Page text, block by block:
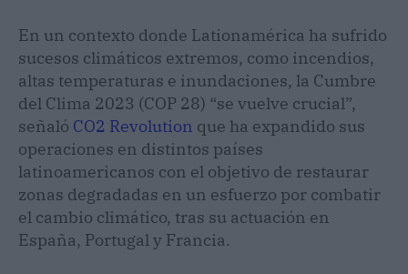
En un contexto donde Lationamérica ha sufrido
sucesos climáticos extremos, como incendios,
altas temperaturas e inundaciones, la Cumbre
del Clima 2023 (COP 28) “se vuelve crucial”,
señaló CO2 Revolution que ha expandido sus
operaciones en distintos países
latinoamericanos con el objetivo de restaurar
zonas degradadas en un esfuerzo por combatir
el cambio climático, tras su actuación en
España, Portugal y Francia.